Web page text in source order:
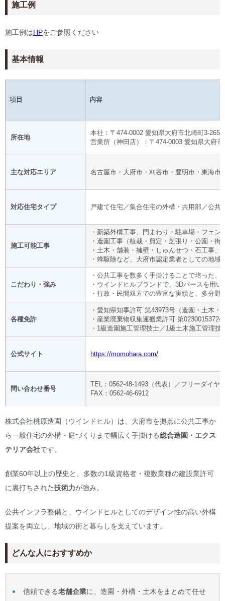
施工例
施工例はHPをご参照ください
基本情報
項目 内容
所在地
本社：〒474-0002 愛知県大府市北崎町3-265
営業所（神田店）：〒474-0003 愛知県大府
主な対応エリア 名古屋市・大府市・刈谷市・豊明市・東海市
対応住宅タイプ 戸建て住宅／集合住宅の外構・共用部／公共
施工可能工事
・新築外構工事、門まわり・駐車場・フェ
・造園工事（植栽・剪定・芝張り・公園・街
・土木・舗装・擁壁・しゅんせつ・石工事
・蜂駆除など、大府市認定業者としての地域
こだわり・強み
・公共工事を数多く手掛けることで培った
・ウインドヒルブランドで、3Dパースを用
・行政・民間双方での豊富な実績と、多分
各種免許
・愛知県知事許可 第43973号（造園・土木
・産業廃棄物収集運搬業許可 第02300153724
・1級造園施工管理技士／1級土木施工管理
公式サイト https://momohara.com/
問い合わせ番号
TEL：0562-48-1493（代表）／フリーダイヤ
FAX：0562-46-6912
株式会社桃原造園（ウインドヒル）は、大府市を拠点に公共工事か
ら一般住宅の外構・庭づくりまで幅広く手掛ける総合造園・エクス
テリア会社です。
創業60年以上の歴史と、多数の1級資格者・複数業種の建設業許可
に裏打ちされた技術力が強み。
公共インフラ整備と、ウインドヒルとしてのデザイン性の高い外構
提案を両立し、地域の街と暮らしを支えています。
どんな人におすすめか
信頼できる老舗企業に、造園・外構・土木をまとめて任せ